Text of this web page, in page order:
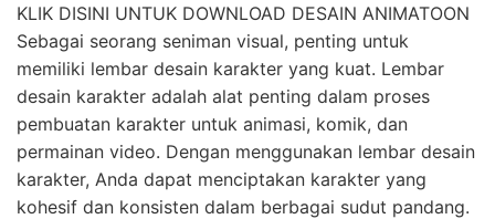
KLIK DISINI UNTUK DOWNLOAD DESAIN ANIMATOON
Sebagai seorang seniman visual, penting untuk
memiliki lembar desain karakter yang kuat. Lembar
desain karakter adalah alat penting dalam proses
pembuatan karakter untuk animasi, komik, dan
permainan video. Dengan menggunakan lembar desain
karakter, Anda dapat menciptakan karakter yang
kohesif dan konsisten dalam berbagai sudut pandang.